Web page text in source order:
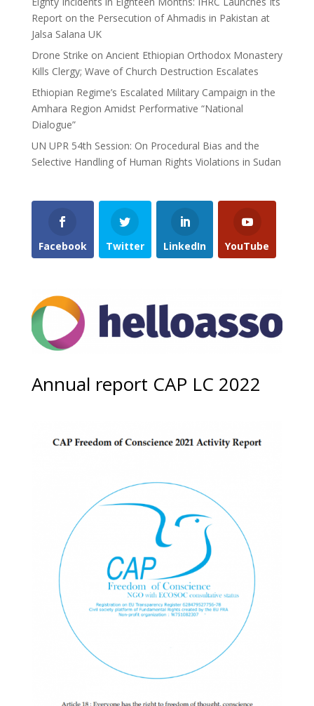
Report on the Persecution of Ahmadis in Pakistan at
Jalsa Salana UK
Drone Strike on Ancient Ethiopian Orthodox Monastery
Kills Clergy; Wave of Church Destruction Escalates
Ethiopian Regime’s Escalated Military Campaign in the
Amhara Region Amidst Performative “National
Dialogue”
UN UPR 54th Session: On Procedural Bias and the
Selective Handling of Human Rights Violations in Sudan
Facebook Twitter LinkedIn YouTube
Annual report CAP LC 2022